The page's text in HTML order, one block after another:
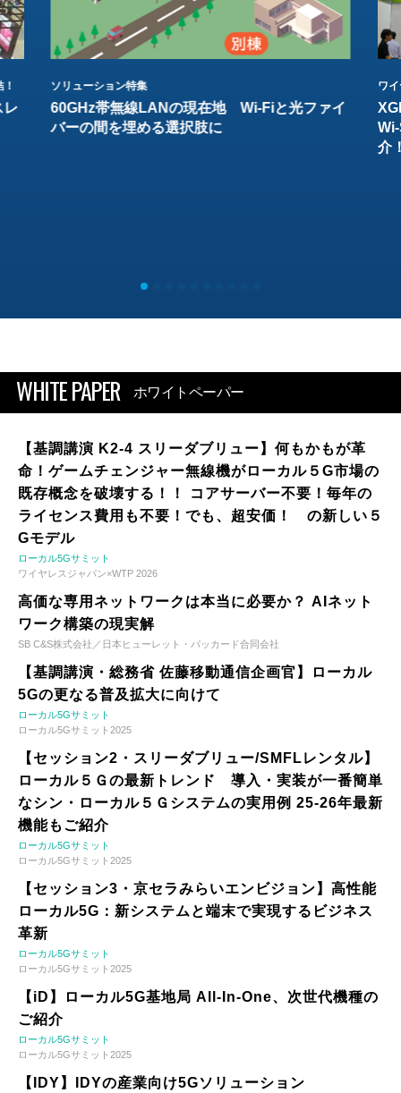
レ
ソリューション特集
60GHz帯無線LANの現在地 Wi-Fiと光ファイ
バーの間を埋める選択肢に
ワ
介
WHITE PAPER ホワイトペーパー
【基調講演 K2-4 スリーダブリュー】何もかもが革
命！ゲームチェンジャー無線機がローカル５G市場の
既存概念を破壊する！！ コアサーバー不要！毎年の
ライセンス費用も不要！でも、超安価！ の新しい５
Gモデル
ローカル5Gサミット
ワイヤレスジャパン×WTP 2026
高価な専用ネットワークは本当に必要か？ AIネット
ワーク構築の現実解
SB C&S株式会社／日本ヒューレット・パッカード合同会社
【基調講演・総務省 佐藤移動通信企画官】ローカル
5Gの更なる普及拡大に向けて
ローカル5Gサミット
ローカル5Gサミット2025
【セッション2・スリーダブリュー/SMFLレンタル】
ローカル５Ｇの最新トレンド 導入・実装が一番簡単
なシン・ローカル５Ｇシステムの実用例 25-26年最新
機能もご紹介
ローカル5Gサミット
ローカル5Gサミット2025
【セッション3・京セラみらいエンビジョン】高性能
ローカル5G：新システムと端末で実現するビジネス
革新
ローカル5Gサミット
ローカル5Gサミット2025
【iD】ローカル5G基地局 All-In-One、次世代機種の
ご紹介
ローカル5Gサミット
ローカル5Gサミット2025
【IDY】IDYの産業向け5Gソリューション